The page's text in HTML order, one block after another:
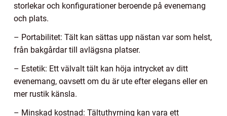
storlekar och konfigurationer beroende på evenemang
och plats.
– Portabilitet: Tält kan sättas upp nästan var som helst,
från bakgårdar till avlägsna platser.
– Estetik: Ett välvalt tält kan höja intrycket av ditt
evenemang, oavsett om du är ute efter elegans eller en
mer rustik känsla.
– Minskad kostnad: Tältuthyrning kan vara ett